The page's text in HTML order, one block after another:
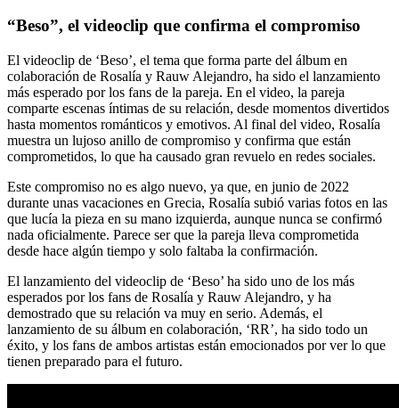
“Beso”, el videoclip que confirma el compromiso
El videoclip de ‘Beso’, el tema que forma parte del álbum en
colaboración de Rosalía y Rauw Alejandro, ha sido el lanzamiento
más esperado por los fans de la pareja. En el video, la pareja
comparte escenas íntimas de su relación, desde momentos divertidos
hasta momentos románticos y emotivos. Al final del video, Rosalía
muestra un lujoso anillo de compromiso y confirma que están
comprometidos, lo que ha causado gran revuelo en redes sociales.
Este compromiso no es algo nuevo, ya que, en junio de 2022
durante unas vacaciones en Grecia, Rosalía subió varias fotos en las
que lucía la pieza en su mano izquierda, aunque nunca se confirmó
nada oficialmente. Parece ser que la pareja lleva comprometida
desde hace algún tiempo y solo faltaba la confirmación.
El lanzamiento del videoclip de ‘Beso’ ha sido uno de los más
esperados por los fans de Rosalía y Rauw Alejandro, y ha
demostrado que su relación va muy en serio. Además, el
lanzamiento de su álbum en colaboración, ‘RR’, ha sido todo un
éxito, y los fans de ambos artistas están emocionados por ver lo que
tienen preparado para el futuro.